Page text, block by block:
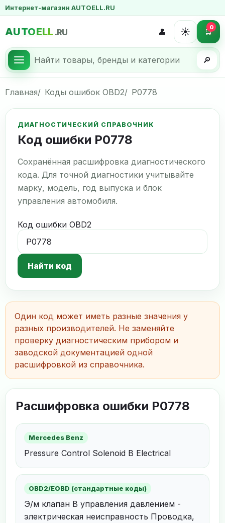
Интернет-магазин AUTOELL.RU
AUTOELL .RU
🔎
👤 ☀️ 🛒0
Главная Коды ошибок OBD2 P0778
ДИАГНОСТИЧЕСКИЙ СПРАВОЧНИК
Код ошибки P0778
Сохранённая расшифровка диагностического
кода. Для точной диагностики учитывайте
марку, модель, год выпуска и блок
управления автомобиля.
Код ошибки OBD2
Найти код
Один код может иметь разные значения у
разных производителей. Не заменяйте
проверку диагностическим прибором и
заводской документацией одной
расшифровкой из справочника.
Расшифровка ошибки P0778
Mercedes Benz
Pressure Control Solenoid B Electrical
OBD2/EOBD (стандартные коды)
Э/м клапан В управления давлением -
электрическая неисправность Проводка,